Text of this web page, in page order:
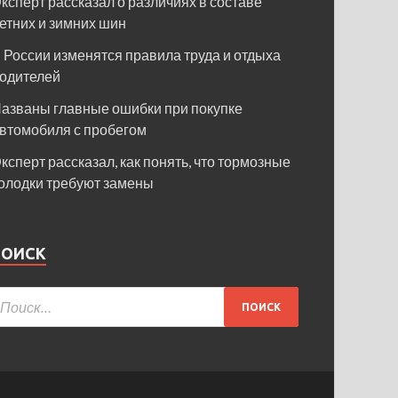
и зимних шин
России изменятся правила труда и отдыха
главные ошибки при покупке
с пробегом
рассказал, как понять, что тормозные
требуют замены